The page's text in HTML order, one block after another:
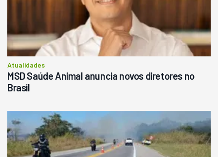
Atualidades
MSD Saúde Animal anuncia novos diretores no
Brasil